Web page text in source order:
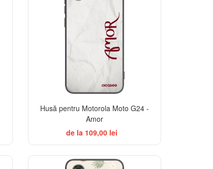
Husă pentru Motorola Moto G24 -
Amor
de la 109,00 lei